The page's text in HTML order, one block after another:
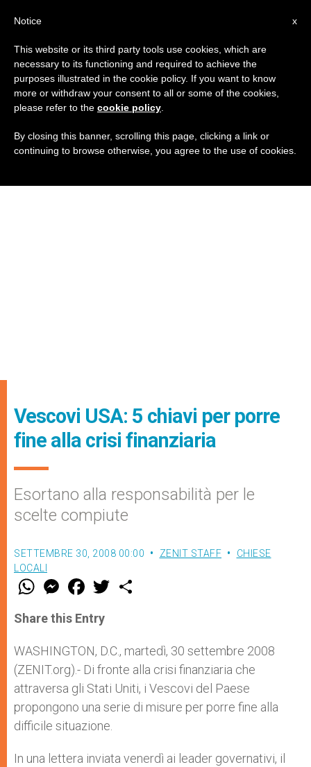
Vescovi USA: 5 chiavi per porre
fine alla crisi finanziaria
Esortano alla responsabilità per le
scelte compiute
SETTEMBRE 30, 2008 00:00 ZENIT STAFF
CHIESE
LOCALI
W
t
s
p
p
M
e
s
e
g
e
r
F
a
e
b
o
k
w
r
Share this Entry
WASHINGTON, D.C., martedì, 30 settembre 2008
(ZENIT.org).- Di fronte alla crisi finanziaria che
attraversa gli Stati Uniti, i Vescovi del Paese
propongono una serie di misure per porre fine alla
difficile situazione.
In una lettera inviata venerdì ai leader governativi, il
x
Notice
This website or its third party tools use cookies, which are
necessary to its functioning and required to achieve the
purposes illustrated in the cookie policy. If you want to know
more or withdraw your consent to all or some of the cookies,
please refer to the cookie policy
By closing this banner, scrolling this page, clicking a link or
continuing to browse otherwise, you agree to the use of cookies.